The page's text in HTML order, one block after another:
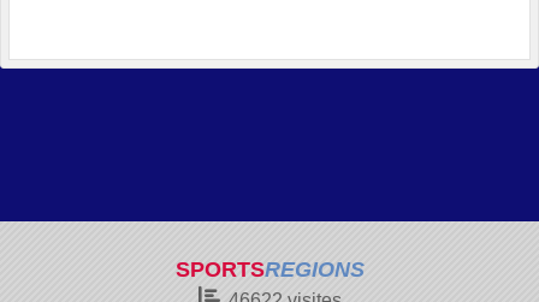
SPORTSREGIONS